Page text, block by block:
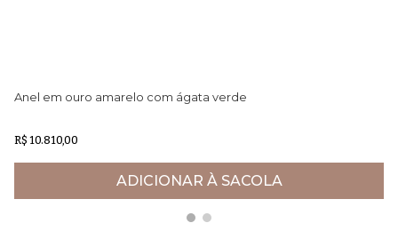
Anel em ouro amarelo com ágata verde
R$ 10.810,00
ADICIONAR À SACOLA